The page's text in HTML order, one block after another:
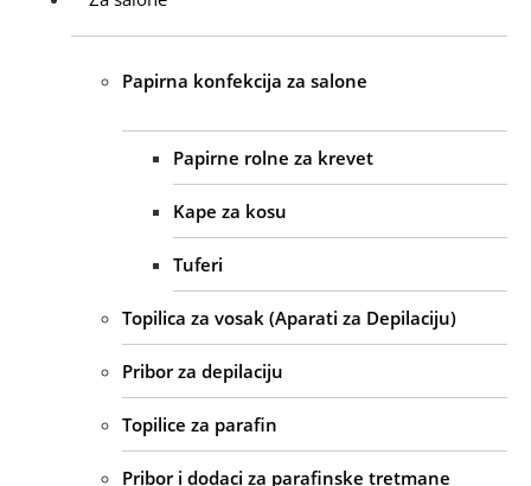
Papirna konfekcija za salone
Papirne rolne za krevet
Kape za kosu
Tuferi
Topilica za vosak (Aparati za Depilaciju)
Pribor za depilaciju
Topilice za parafin
Pribor i dodaci za parafinske tretmane